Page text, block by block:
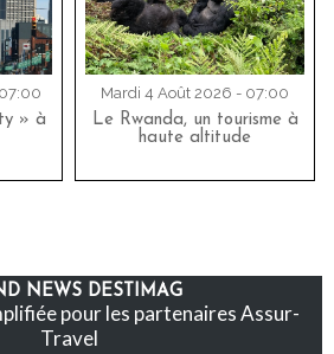
» à
Mardi 4 Août 2026 - 07:00
Le Rwanda, un tourisme à
haute altitude
NEWS DESTIMAG
pour les partenaires Assur-
Travel